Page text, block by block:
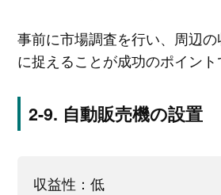
事前に市場調査を行い、周辺
に捉えることが成功のポイント
自動販売機の設置
収益性：低